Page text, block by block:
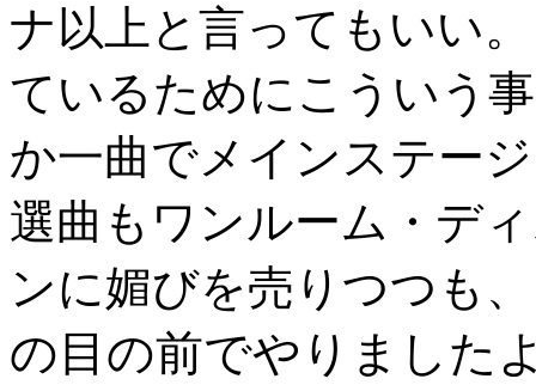
ナ以上と言ってもいい
ているためにこういう
か一曲でメインステー
選曲もワンルーム・デ
ンに媚びを売りつつも
の目の前でやりました